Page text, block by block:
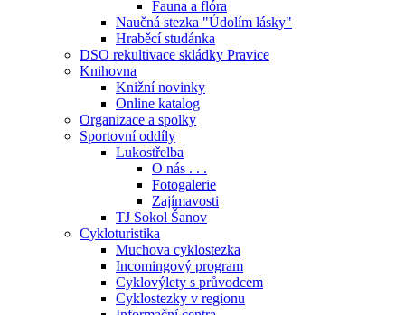
Fauna a flóra
Naučná stezka "Údolím lásky"
Hraběcí studánka
DSO rekultivace skládky Pravice
Knihovna
Knižní novinky
Online katalog
Organizace a spolky
Sportovní oddíly
Lukostřelba
O nás . . .
Fotogalerie
Zajímavosti
TJ Sokol Šanov
Cykloturistika
Muchova cyklostezka
Incomingový program
Cyklovýlety s průvodcem
Cyklostezky v regionu